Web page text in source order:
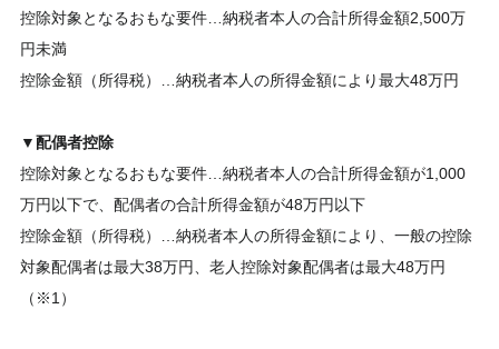
控除対象となるおもな要件…納税者本人の合計所得金額2,500万
円未満
控除金額（所得税）…納税者本人の所得金額により最大48万円
▼配偶者控除
控除対象となるおもな要件…納税者本人の合計所得金額が1,000
万円以下で、配偶者の合計所得金額が48万円以下
控除金額（所得税）…納税者本人の所得金額により、一般の控除
対象配偶者は最大38万円、老人控除対象配偶者は最大48万円
（※1）